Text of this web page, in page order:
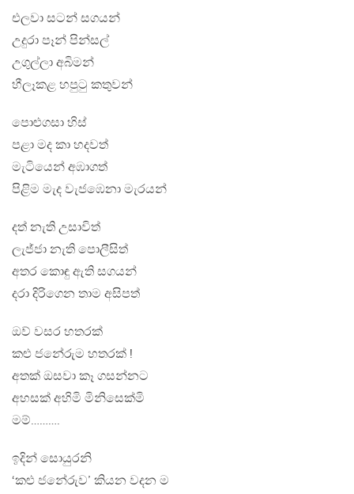
එලවා සටන් සගයන්
උදුරා පෑන් පින්සල්
උගුල්ලා අබිමන්
හීලෑකළ හපුටු කතුවන්
පොළුගසා හිස්
පළා මද කා හදවත්
මැටියෙන් අඹාගත්
පිළිම මැද වැජඹෙනා මැරයන්
දත් නැති උසාවිත්
ලැජ්ජා නැති පොලීසිත්
අතර කොඳු ඇති සගයන්
දරා දිරිගෙන තාම අසිපත්
ඔව් වසර හතරක්
කළු ජනේරුම හතරක් !
අතක් ඔසවා කෑ ගසන්නට
අහසක් අහිමි මිනිසෙක්මි
මම්……….
ඉදින් සොයුරනි
‘කළු ජනේරුව’ කියන වදන ම